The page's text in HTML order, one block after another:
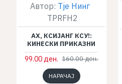
Автор: Тје Нинг
TPRFH2
АХ, КСИЈАНГ КСУ!:
КИНЕСКИ ПРИКАЗНИ
99.00 ден. 160.00 ден.
НАРАЧАЈ